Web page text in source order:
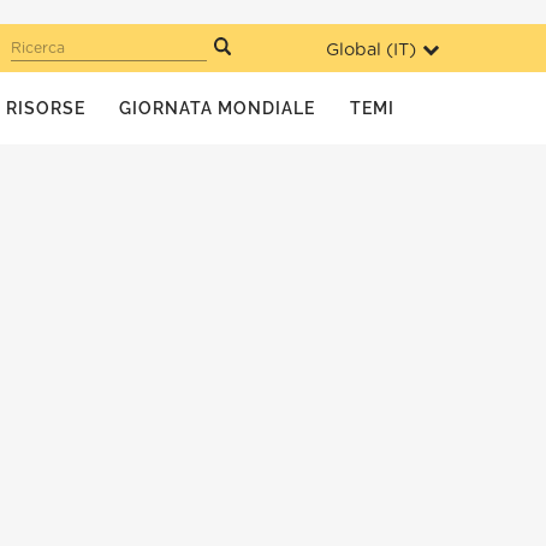
Global ( IT)
Ricerca
RISORSE GIORNATA MONDIALE TEMI